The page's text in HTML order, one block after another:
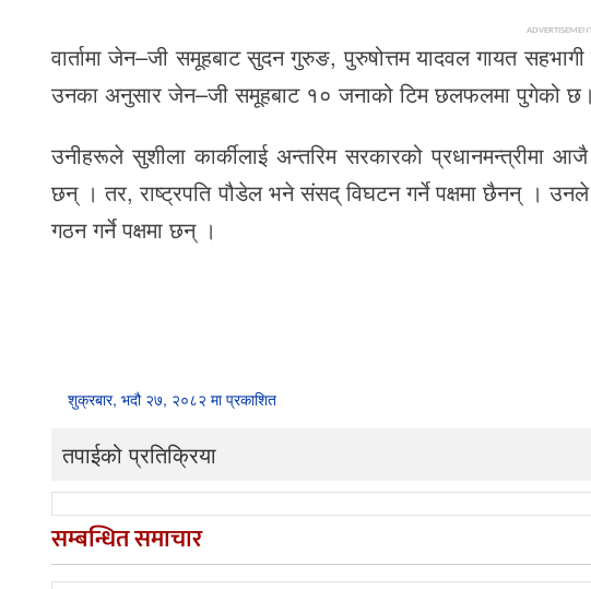
वार्तामा जेन–जी समूहबाट सुदन गुरुङ, पुरुषोत्तम यादवल गायत
उनका अनुसार जेन–जी समूहबाट १० जनाको टिम छलफलमा पुगेको छ।
उनीहरूले सुशीला कार्कीलाई अन्तरिम सरकारको प्रधानमन्त्रीमा
छन् । तर, राष्ट्रपति पौडेल भने संसद् विघटन गर्ने पक्षमा छैनन् ।
गठन गर्ने पक्षमा छन् ।
शुक्रबार, भदौ २७, २०८२ मा प्रकाशित
तपाईको प्रतिक्रिया
सम्बन्धित समाचार